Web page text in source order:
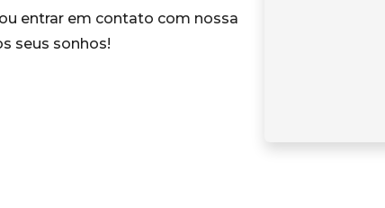
entrar em contato com nossa
seus sonhos!